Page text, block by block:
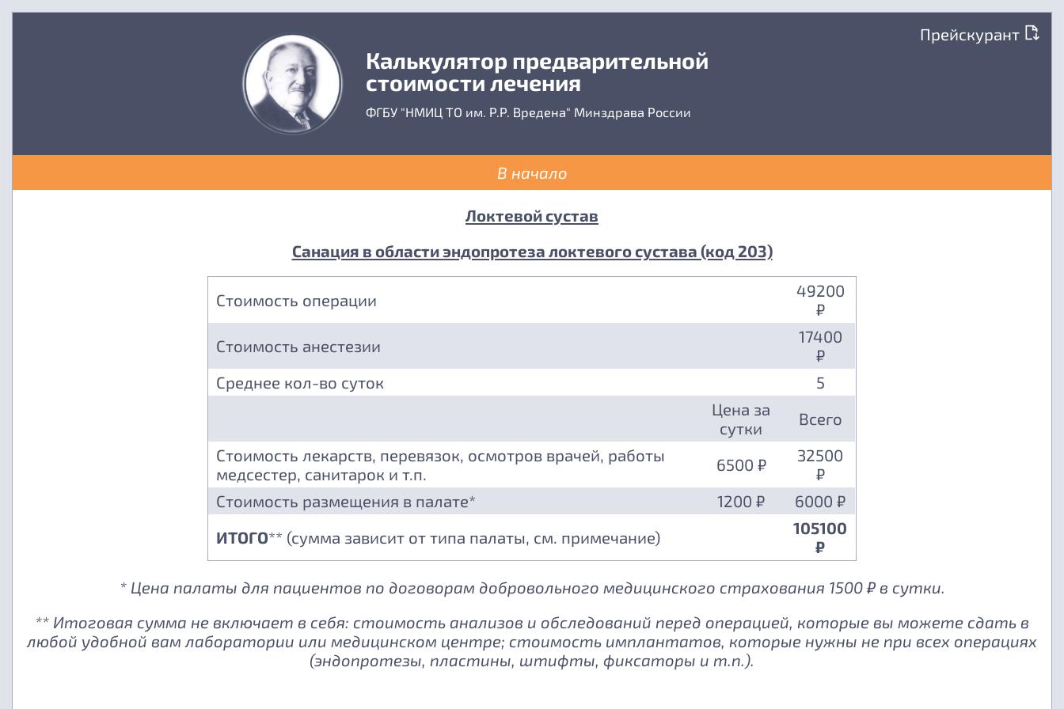
Прейскурант
Калькулятор предварительной
стоимости лечения
ФГБУ "НМИЦ ТО им. Р.Р. Вредена" Минздрава России
В начало
Локтевой сустав
Санация в области эндопротеза локтевого сустава (код 203)
Стоимость операции
49200
₽
Стоимость анестезии
17400
₽
Среднее кол-во суток
5
Цена за
сутки
Всего
Стоимость лекарств, перевязок, осмотров врачей, работы
медсестер, санитарок и т.п.
6500 ₽
32500
₽
Стоимость размещения в палате*
1200 ₽
6000 ₽
ИТОГО** (сумма зависит от типа палаты, см. примечание)
105100
₽
* Цена палаты для пациентов по договорам добровольного медицинского страхования 1500 ₽ в сутки.
** Итоговая сумма не включает в себя: стоимость анализов и обследований перед операцией, которые вы можете сдать в
любой удобной вам лаборатории или медицинском центре; стоимость имплантатов, которые нужны не при всех операциях
(эндопротезы, пластины, штифты, фиксаторы и т.п.).